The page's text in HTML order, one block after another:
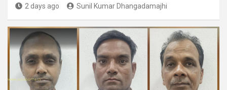
2 days ago Sunil Kumar Dhangadamajhi